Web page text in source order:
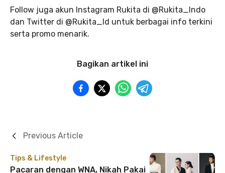
Follow juga akun Instagram Rukita di @Rukita_Indo
dan Twitter di @Rukita_Id untuk berbagai info terkini
serta promo menarik.
Bagikan artikel ini
Tips & Lifestyle
Pacaran dengan WNA, Nikah Pakai
Previous Article